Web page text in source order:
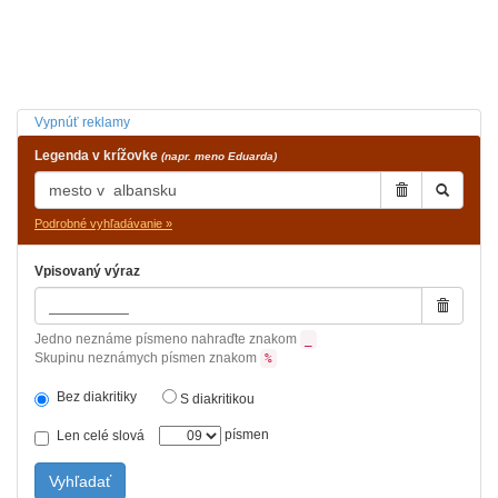
Vypnúť reklamy
Legenda v krížovke (napr. meno Eduarda)
Podrobné vyhľadávanie »
Vpisovaný výraz
Jedno neznáme písmeno nahraďte znakom
Skupinu neznámych písmen znakom %
Bez diakritiky S diakritikou
Len celé slová písmen
Vyhľadať